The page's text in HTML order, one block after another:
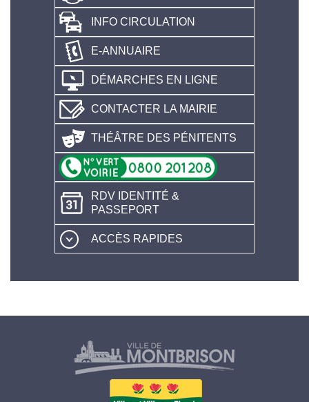
INFO CIRCULATION
E-ANNUAIRE
DÉMARCHES EN LIGNE
CONTACTER LA MAIRIE
THÉÂTRE DES PÉNITENTS
RDV IDENTITÉ &
PASSEPORT
ACCÈS RAPIDES